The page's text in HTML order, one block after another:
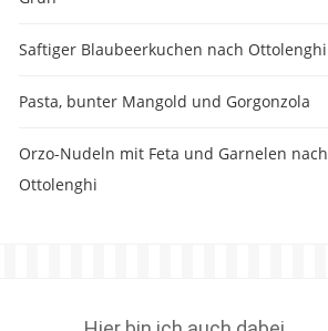
Saftiger Blaubeerkuchen nach Ottolenghi
Pasta, bunter Mangold und Gorgonzola
Orzo-Nudeln mit Feta und Garnelen nach
Ottolenghi